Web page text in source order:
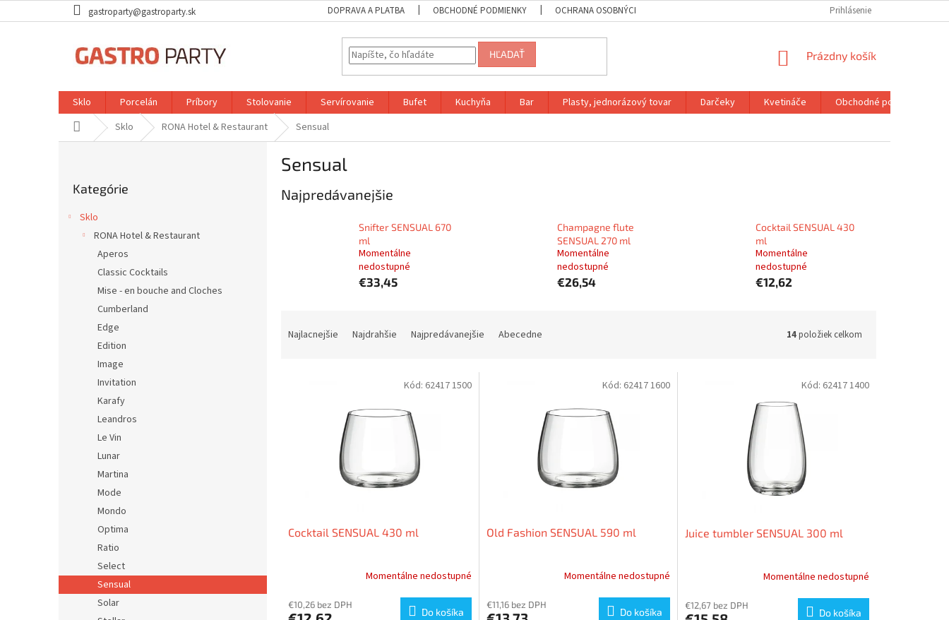
na
gastroparty@gastroparty.sk DOPRAVA A PLATBA OBCHODNÉ PODMIENKY OCHRANA OSOBNÝCH ÚDAJOV Prihlásenie
HĽADAŤ
NÁKUPNÝ
Prázdny košík
Sklo Porcelán Príbory Stolovanie Servírovanie Bufet Kuchyňa Bar Plasty, jednorázový tovar Darčeky Kvetináče
Obchodné podmienky
DomovSklo RONA Hotel & Restaurant Sensual
kategórie
Kategórie
Sklo
RONA Hotel & Restaurant
Aperos
Classic Cocktails
Mise - en bouche and Cloches
Cumberland
Edge
Edition
Image
Invitation
Karafy
Leandros
Le Vin
Lunar
Martina
Mode
Mondo
Optima
Ratio
Select
Sensual
Solar
Sensual
Najpredávanejšie
Snifter SENSUAL 670
ml
Momentálne
nedostupné
€33,45
Champagne flute
SENSUAL 270 ml
Momentálne
nedostupné
€26,54
Cocktail SENSUAL 430
ml
Momentálne
nedostupné
€12,62
Najlacnejšie Najdrahšie Najpredávanejšie Abecedne 14položiek celkom
Cocktail SENSUAL 430 ml
Momentálne nedostupné
€10,26 bez DPH
Do košíka
Kód: 62417 1500
Old Fashion SENSUAL 590 ml
Momentálne nedostupné
€11,16 bez DPH
Do košíka
Kód: 62417 1600
Juice tumbler SENSUAL 300 ml
Momentálne nedostupné
€12,67 bez DPH
Do košíka
Kód: 62417 1400